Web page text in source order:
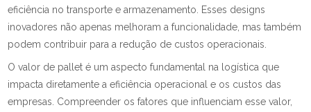
eficiência no transporte e armazenamento. Esses designs
inovadores não apenas melhoram a funcionalidade, mas também
podem contribuir para a redução de custos operacionais.
O valor de pallet é um aspecto fundamental na logística que
impacta diretamente a eficiência operacional e os custos das
empresas. Compreender os fatores que influenciam esse valor,